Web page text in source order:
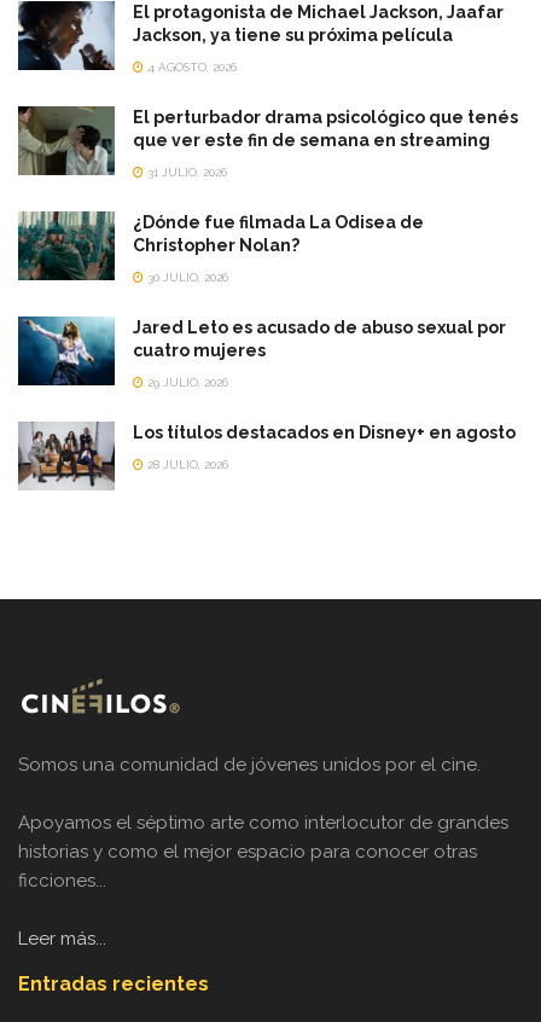
El protagonista de Michael Jackson, Jaafar
Jackson, ya tiene su próxima película
4 AGOSTO, 2026
El perturbador drama psicológico que tenés
que ver este fin de semana en streaming
31 JULIO, 2026
¿Dónde fue filmada La Odisea de
Christopher Nolan?
30 JULIO, 2026
Jared Leto es acusado de abuso sexual por
cuatro mujeres
29 JULIO, 2026
Los títulos destacados en Disney+ en agosto
28 JULIO, 2026
Somos una comunidad de jóvenes unidos por el cine.
Apoyamos el séptimo arte como interlocutor de grandes
historias y como el mejor espacio para conocer otras
ficciones...
Leer más...
Entradas recientes